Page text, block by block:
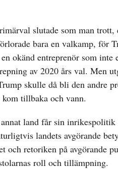
slutade som man
bara en valkamp,
okänd entreprenör som
av 2020 års val. Men
skulle då bli den andre
tillbaka och vann.
land får sin
landets avgörande
och retoriken på avgörande
roll och tillämpning.